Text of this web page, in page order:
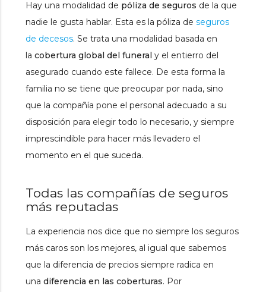
Hay una modalidad de póliza de seguros de la que
nadie le gusta hablar. Esta es la póliza deseguros
de decesos. Se trata una modalidad basada en
lacobertura global del funeral y el entierro del
asegurado cuando este fallece. De esta forma la
familia no se tiene que preocupar por nada, sino
que la compañía pone el personal adecuado a su
disposición para elegir todo lo necesario, y siempre
imprescindible para hacer más llevadero el
momento en el que suceda.
Todas las compañías de seguros
más reputadas
La experiencia nos dice que no siempre los seguros
más caros son los mejores, al igual que sabemos
que la diferencia de precios siempre radica en
unadiferencia en las coberturas. Por